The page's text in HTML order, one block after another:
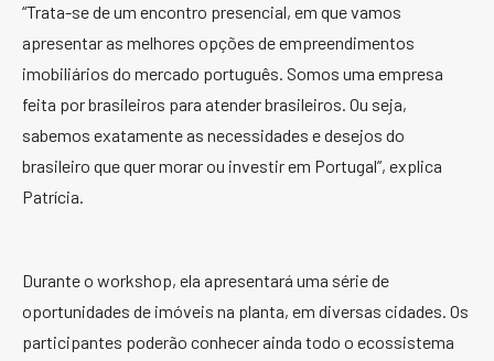
“Trata-se de um encontro presencial, em que vamos
apresentar as melhores opções de empreendimentos
imobiliários do mercado português. Somos uma empresa
feita por brasileiros para atender brasileiros. Ou seja,
sabemos exatamente as necessidades e desejos do
brasileiro que quer morar ou investir em Portugal”, explica
Patrícia.
Durante o workshop, ela apresentará uma série de
oportunidades de imóveis na planta, em diversas cidades. Os
participantes poderão conhecer ainda todo o ecossistema